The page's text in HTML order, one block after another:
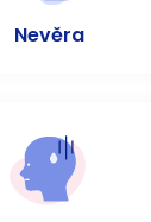
Nevěra